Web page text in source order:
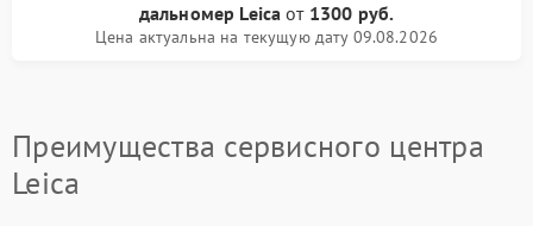
дальномер Leica от 1300 руб.
Цена актуальна на текущую дату 09.08.2026
Преимущества сервисного центра
Leica